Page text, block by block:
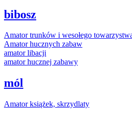
bibosz
Amatortrunków i wesołego
Amatorhucznych zabaw
amatorlibacji
amatorhucznej zabawy
mól
Amatorksiążek, skrzydlaty